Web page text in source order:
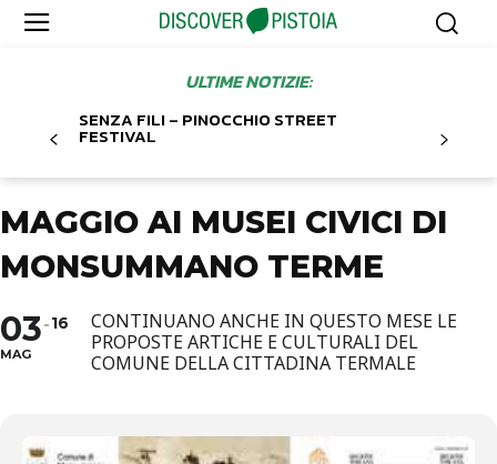
ULTIME NOTIZIE:
SENZA FILI – PINOCCHIO STREET
FESTIVAL
MAGGIO AI MUSEI CIVICI DI
MONSUMMANO TERME
03
MAG
16
CONTINUANO ANCHE IN QUESTO MESE LE
PROPOSTE ARTICHE E CULTURALI DEL
COMUNE DELLA CITTADINA TERMALE